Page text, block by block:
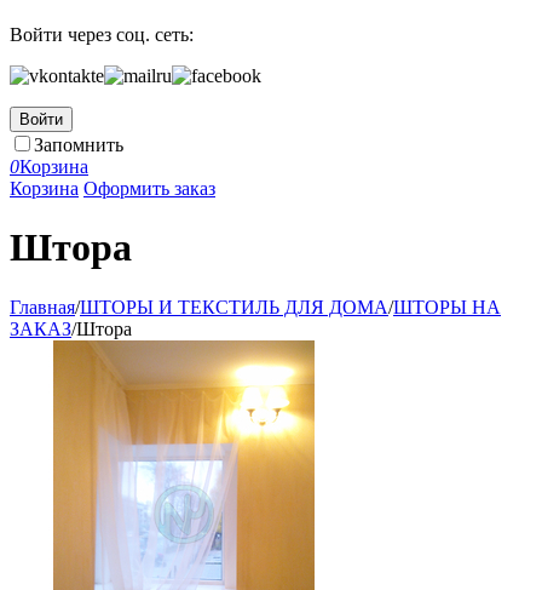
Войти через соц. сеть:
Войти
Запомнить
0Корзина
Корзина Оформить заказ
Штора
Главная/ШТОРЫ И ТЕКСТИЛЬ ДЛЯ ДОМА/ШТОРЫ НА
ЗАКАЗ/Штора